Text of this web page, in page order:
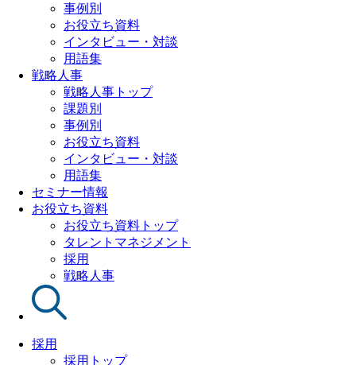
事例別
お役立ち資料
インタビュー・対談
用語集
戦略人事
戦略人事トップ
課題別
事例別
お役立ち資料
インタビュー・対談
用語集
セミナー情報
お役立ち資料
お役立ち資料トップ
タレントマネジメント
採用
戦略人事
採用
採用トップ